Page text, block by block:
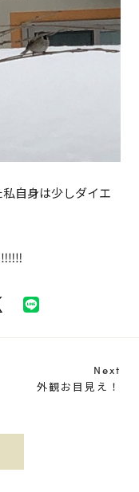
自身は少しダイエ
Next
外観お目見え！